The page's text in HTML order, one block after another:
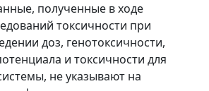
полученные в ходе
токсичности при
доз, генотоксичности,
и токсичности для
не указывают на